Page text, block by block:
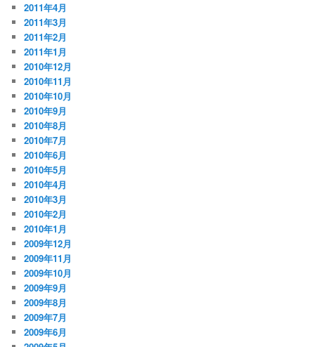
2011年4月
2011年3月
2011年2月
2011年1月
2010年12月
2010年11月
2010年10月
2010年9月
2010年8月
2010年7月
2010年6月
2010年5月
2010年4月
2010年3月
2010年2月
2010年1月
2009年12月
2009年11月
2009年10月
2009年9月
2009年8月
2009年7月
2009年6月